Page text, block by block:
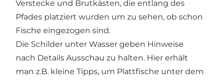
Verstecke und Brutkästen, die entlang des
Pfades platziert wurden um zu sehen, ob schon
Fische eingezogen sind.
Die Schilder unter Wasser geben Hinweise
nach Details Ausschau zu halten. Hier erhält
man z.B. kleine Tipps, um Plattfische unter dem